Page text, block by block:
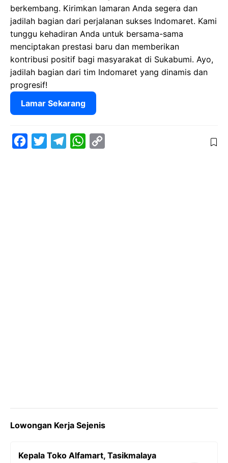
berkembang. Kirimkan lamaran Anda segera dan
jadilah bagian dari perjalanan sukses Indomaret. Kami
tunggu kehadiran Anda untuk bersama-sama
menciptakan prestasi baru dan memberikan
kontribusi positif bagi masyarakat di Sukabumi. Ayo,
jadilah bagian dari tim Indomaret yang dinamis dan
progresif!
Lamar Sekarang
W
Lowongan Kerja Sejenis
Kepala Toko Alfamart, Tasikmalaya